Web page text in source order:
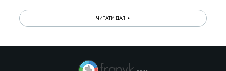
ЧИТАТИ ДАЛІ